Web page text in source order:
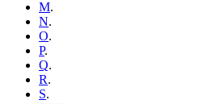
M.
N.
O.
P.
Q.
R.
S.